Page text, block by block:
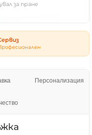
за пране
Персонализация